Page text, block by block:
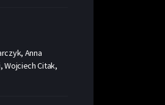
Anna
Wojciech Citak,